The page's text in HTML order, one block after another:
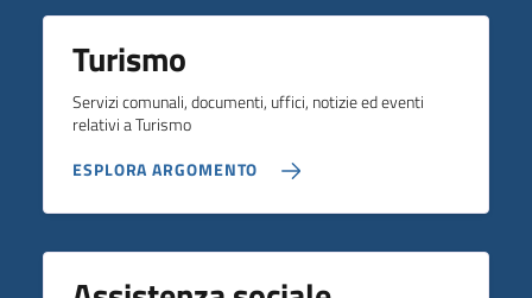
Turismo
Servizi comunali, documenti, uffici, notizie ed eventi
relativi a Turismo
ESPLORA ARGOMENTO